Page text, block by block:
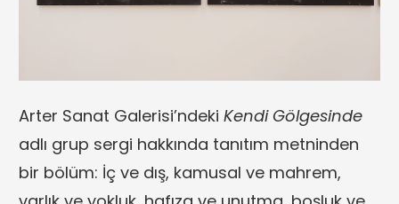
Arter Sanat Galerisi’ndeki Kendi Gölgesinde
adlı grup sergi hakkında tanıtım metninden
bir bölüm: İç ve dış, kamusal ve mahrem,